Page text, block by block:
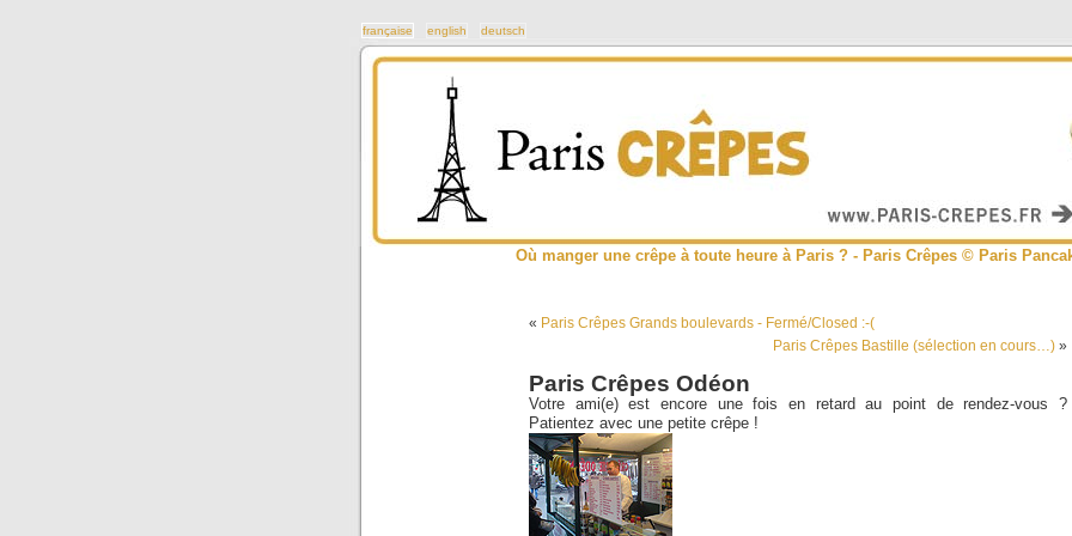
française english deutsch
Où manger une crêpe à toute heure à Paris ? - Paris Crêpes © Paris
« Paris Crêpes Grands boulevards - Fermé/Closed :-(
Paris Crêpes Bastille (sélection en cours…) »
Paris Crêpes Odéon
Votre ami(e) est encore une fois en retard au point de rendez-vous ?
Patientez avec une petite crêpe !